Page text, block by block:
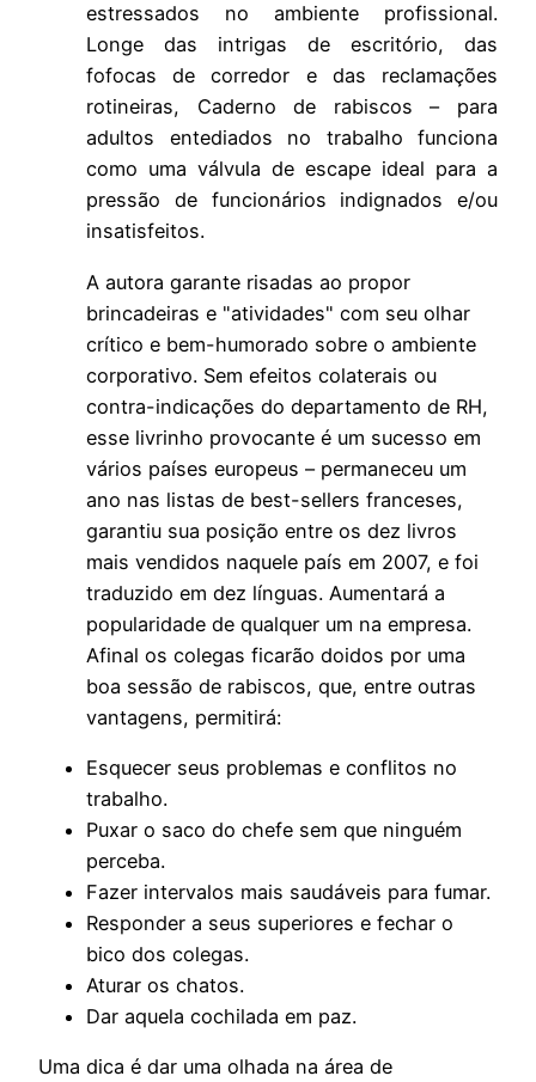
estressados no ambiente profissional.
Longe das intrigas de escritório, das
fofocas de corredor e das reclamações
rotineiras, Caderno de rabiscos – para
adultos entediados no trabalho funciona
como uma válvula de escape ideal para a
pressão de funcionários indignados e/ou
insatisfeitos.
A autora garante risadas ao propor
brincadeiras e "atividades" com seu olhar
crítico e bem-humorado sobre o ambiente
corporativo. Sem efeitos colaterais ou
contra-indicações do departamento de RH,
esse livrinho provocante é um sucesso em
vários países europeus – permaneceu um
ano nas listas de best-sellers franceses,
garantiu sua posição entre os dez livros
mais vendidos naquele país em 2007, e foi
traduzido em dez línguas. Aumentará a
popularidade de qualquer um na empresa.
Afinal os colegas ficarão doidos por uma
boa sessão de rabiscos, que, entre outras
vantagens, permitirá:
Esquecer seus problemas e conflitos no
trabalho.
Puxar o saco do chefe sem que ninguém
perceba.
Fazer intervalos mais saudáveis para fumar.
Responder a seus superiores e fechar o
bico dos colegas.
Aturar os chatos.
Dar aquela cochilada em paz.
Uma dica é dar uma olhada na área de